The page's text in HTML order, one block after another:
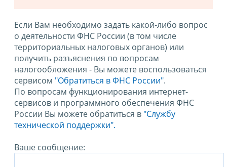
Если Вам необходимо задать какой-либо вопрос
о деятельности ФНС России (в том числе
территориальных налоговых органов) или
получить разъяснения по вопросам
налогообложения - Вы можете воспользоваться
сервисом "Обратиться в ФНС России".
По вопросам функционирования интернет-
сервисов и программного обеспечения ФНС
России Вы можете обратиться в "Службу
технической поддержки".
Ваше сообщение: